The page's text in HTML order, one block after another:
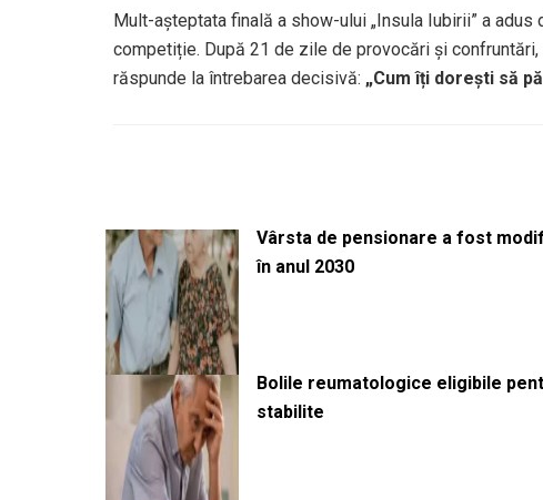
Mult-așteptata finală a show-ului „Insula Iubirii” a
competiție. După 21 de zile de provocări și
răspunde la întrebarea decisivă: „Cum îți dorești să
Vârsta de pensionare a fost
în anul 2030
Bolile reumatologice eligibile
stabilite